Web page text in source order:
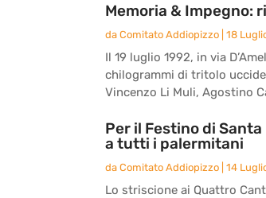
Memoria & Impegno:
da Comitato Addiopizzo 18
Il 19 luglio 1992, in via
chilogrammi di tritolo
Vincenzo Li Muli, Agostino
Per il Festino di
a tutti i palermitani
da Comitato Addiopizzo 14
Lo striscione ai Quattro